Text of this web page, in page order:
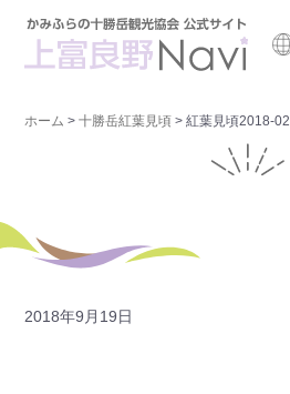
ホーム >十勝岳紅葉見頃 >紅葉見頃2018-02
2018年9月19日